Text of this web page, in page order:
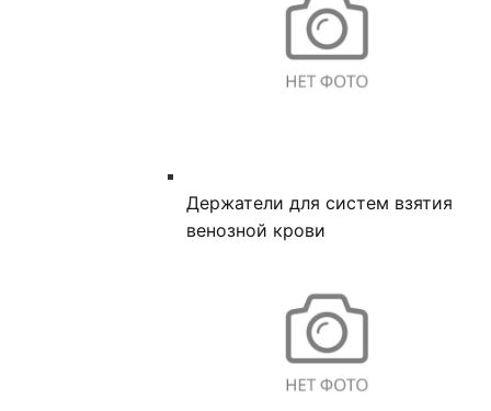
Держатели для систем взятия
венозной крови